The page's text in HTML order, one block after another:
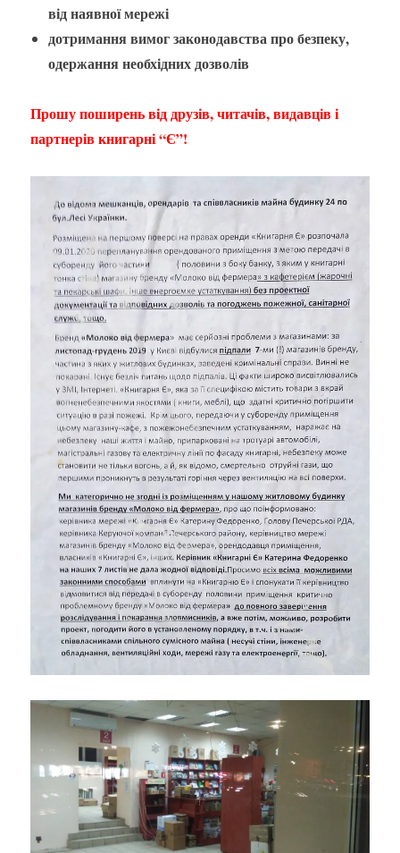
від наявної мережі
дотримання вимог законодавства про безпеку,
одержання необхідних дозволів
Прошу поширень від друзів, читачів, видавців і
партнерів книгарні “Є”!